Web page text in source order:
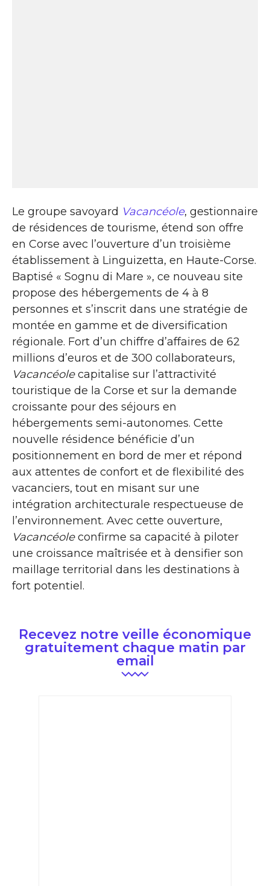
Le groupe savoyard Vacancéole, gestionnaire
de résidences de tourisme, étend son offre
en Corse avec l’ouverture d’un troisième
établissement à Linguizetta, en Haute-Corse.
Baptisé « Sognu di Mare », ce nouveau site
propose des hébergements de 4 à 8
personnes et s’inscrit dans une stratégie de
montée en gamme et de diversification
régionale. Fort d’un chiffre d’affaires de 62
millions d’euros et de 300 collaborateurs,
Vacancéolecapitalise sur l’attractivité
touristique de la Corse et sur la demande
croissante pour des séjours en
hébergements semi-autonomes. Cette
nouvelle résidence bénéficie d’un
positionnement en bord de mer et répond
aux attentes de confort et de flexibilité des
vacanciers, tout en misant sur une
intégration architecturale respectueuse de
l’environnement. Avec cette ouverture,
Vacancéoleconfirme sa capacité à piloter
une croissance maîtrisée et à densifier son
maillage territorial dans les destinations à
fort potentiel.
Recevez notre veille économique
gratuitement chaque matin par
email